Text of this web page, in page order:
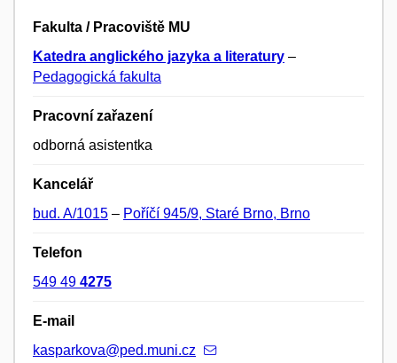
Fakulta / Pracoviště MU
Katedra anglického jazyka a literatury –
Pedagogická fakulta
Pracovní zařazení
odborná asistentka
Kancelář
bud. A/1015 – Poříčí 945/9, Staré Brno, Brno
Telefon
549 49 4275
E-mail
kasparkova@ped.muni.cz